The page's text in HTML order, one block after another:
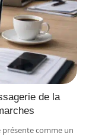
de la
présente comme un